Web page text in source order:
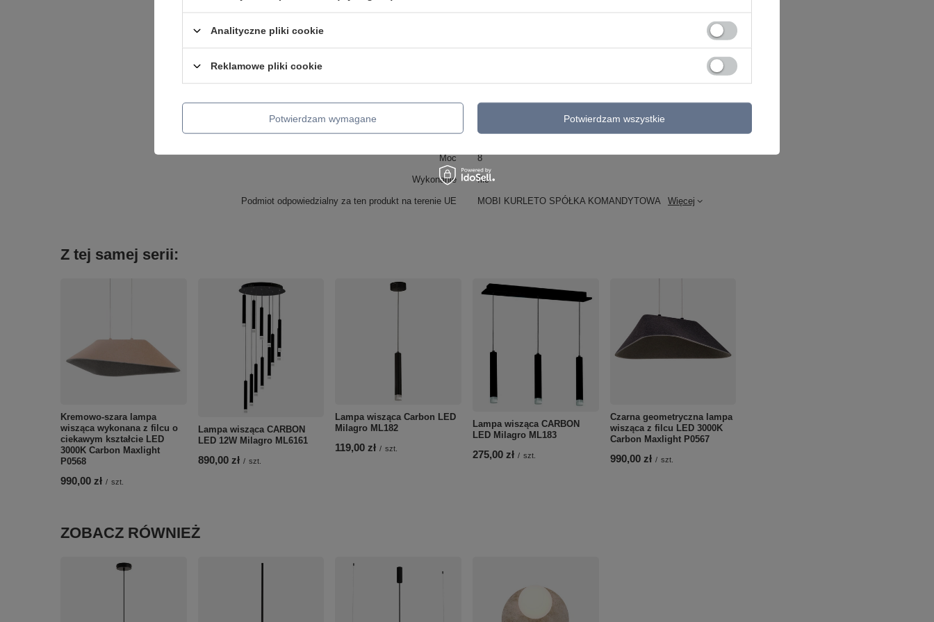
Podmiot odpowiedzialny za ten produkt na terenie UE MOBI KURLETO SPÓŁKA KOMANDYTOWA Więcej
Kolor żółty + szary
Moc 8
Wykonanie filc
Z tej samej serii:
Kremowo-szara lampa
wisząca wykonana z filcu o
ciekawym kształcie LED
3000K Carbon Maxlight
P0568
990,00 zł / szt.
Lampa wisząca CARBON
LED 12W Milagro ML6161
890,00 zł / szt.
Lampa wisząca Carbon LED
Milagro ML182
119,00 zł / szt.
Lampa wisząca CARBON
LED Milagro ML183
275,00 zł / szt.
Czarna geometryczna lampa
wisząca z filcu LED 3000K
Carbon Maxlight P0567
990,00 zł / szt.
ZOBACZ RÓWNIEŻ
Analityczne pliki cookie
Reklamowe pliki cookie
Potwierdzam wymagane Potwierdzam wszystkie